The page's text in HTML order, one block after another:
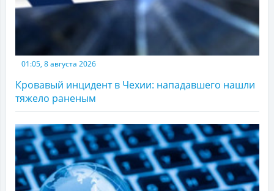
01:05, 8 августа 2026
Кровавый инцидент в Чехии: нападавшего нашли
тяжело раненым